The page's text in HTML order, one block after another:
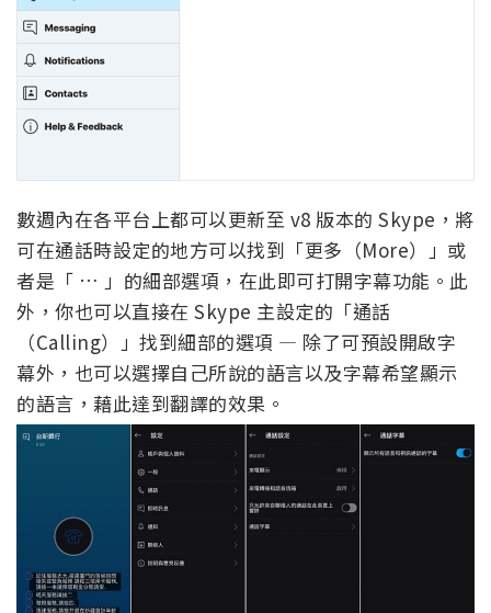
數週內在各平台上都可以更新至 v8 版本的 Skype，將
可在通話時設定的地方可以找到「更多（More）」或
者是「 … 」的細部選項，在此即可打開字幕功能。此
外，你也可以直接在 Skype 主設定的「通話
（Calling）」找到細部的選項 — 除了可預設開啟字
幕外，也可以選擇自己所說的語言以及字幕希望顯示
的語言，藉此達到翻譯的效果。